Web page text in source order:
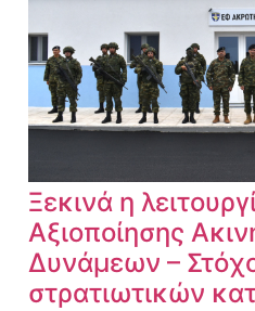
Ξεκινά η
Αξιοποίησης
Δυνάμεων –
στρατιωτικών